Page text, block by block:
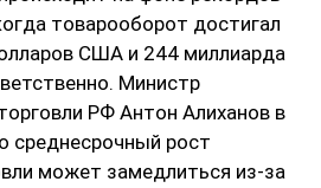
товарооборот достигал
США и 244 миллиарда
Министр
РФ Антон Алиханов в
среднесрочный рост
может замедлиться из-за